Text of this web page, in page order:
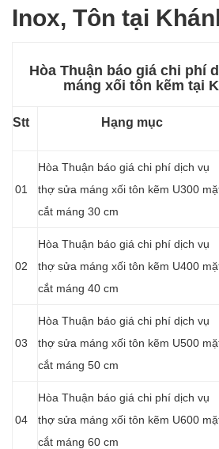
Inox, Tôn tại
Hòa Thuận báo giá chi phí
máng xối tôn kẽm tại
Stt Hạng mục
01
Hòa Thuận báo giá chi phí dịch vụ
thợ sửa máng xối tôn kẽm U300
cắt máng 30 cm
02
Hòa Thuận báo giá chi phí dịch vụ
thợ sửa máng xối tôn kẽm U400
cắt máng 40 cm
03
Hòa Thuận báo giá chi phí dịch vụ
thợ sửa máng xối tôn kẽm U500
cắt máng 50 cm
04
Hòa Thuận báo giá chi phí dịch vụ
thợ sửa máng xối tôn kẽm U600
cắt máng 60 cm